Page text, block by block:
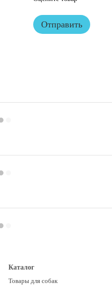
Отправить
Каталог
Товары для собак